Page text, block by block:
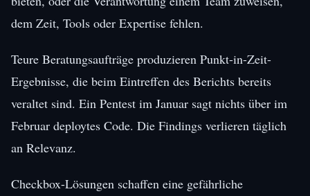
dem Zeit, Tools oder Expertise fehlen.
Teure Beratungsaufträge produzieren Punkt-in-Zeit-
Ergebnisse, die beim Eintreffen des Berichts bereits
veraltet sind. Ein Pentest im Januar sagt nichts über im
Februar deploytes Code. Die Findings verlieren täglich
an Relevanz.
Checkbox-Lösungen schaffen eine gefährliche